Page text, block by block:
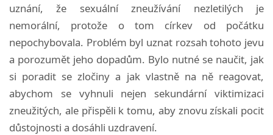
uznání, že sexuální zneužívání nezletilých je
nemorální, protože o tom církev od počátku
nepochybovala. Problém byl uznat rozsah tohoto jevu
a porozumět jeho dopadům. Bylo nutné se naučit, jak
si poradit se zločiny a jak vlastně na ně reagovat,
abychom se vyhnuli nejen sekundární viktimizaci
zneužitých, ale přispěli k tomu, aby znovu získali pocit
důstojnosti a dosáhli uzdravení.